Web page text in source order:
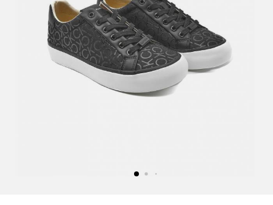
SCARPE
DONNA
INVERNALI
Sandali con taccoScarpe con tacco
Scarpe basse
Indietro